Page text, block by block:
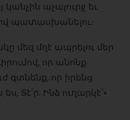
կանչին աչալուրջ եւ
պատասխանելու։
մեզ մղէ ապրելու մեր
որ անոնք
գտնենք, որ իրենց
Տէ՛ր. Ինձ ուղարկէ՛»